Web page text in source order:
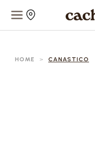
HOME > CANASTICO